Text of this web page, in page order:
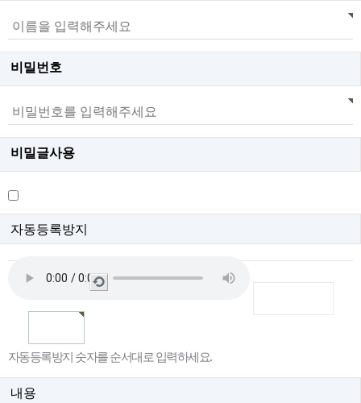
비밀번호
비밀글사용
자동등록방지
새
자동등록방지 숫자를 순서대로 입력하세요.
내용